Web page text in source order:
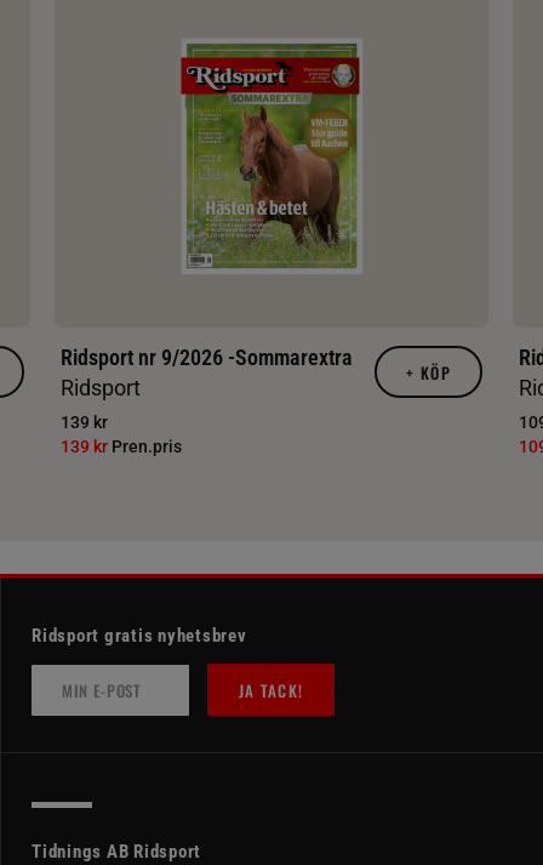
Ridsport nr 9/2026 -Sommarextra
Ridsport
139 kr
139 kr Pren.pris
+ KÖP
Ridsport gratis nyhetsbrev
JA TACK!
Tidnings AB Ridsport